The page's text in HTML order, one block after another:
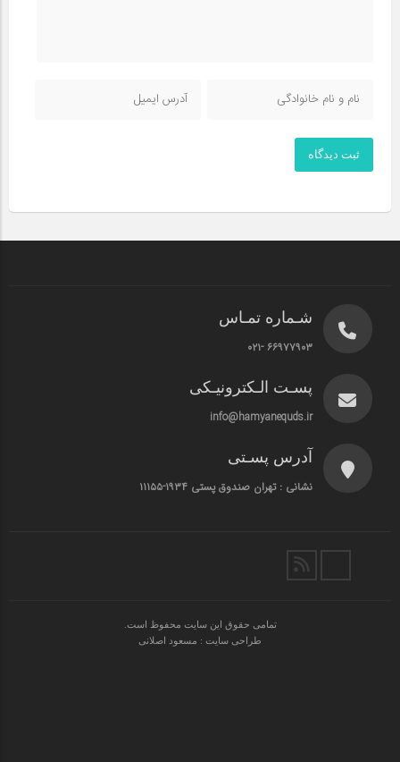
ثبت دیدگاه
شـماره تمـاس
۶۶۹۷۷۹۰۳ -۰۲۱
پسـت الـکترونیـکی
info@hamyanequds.ir
آدرس پسـتی
نشانی : تهران صندوق پستی ۱۹۳۴-۱۱۱۵۵
تمامی حقوق این سایت محفوظ است.
طراحی سایت : مسعود اصلانی